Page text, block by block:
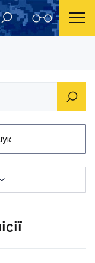
Протокол постійної